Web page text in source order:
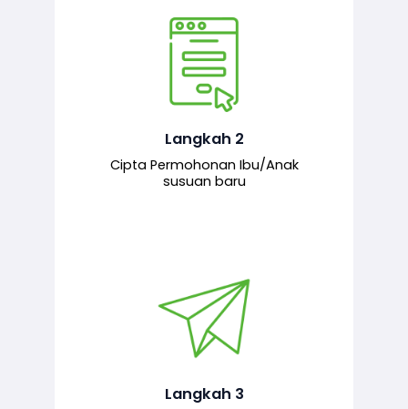
Langkah 2
Cipta Permohonan Ibu/Anak
susuan baru
Pemohon mengisi borang
permohonan bagi pendaftaran
baharu melalui sistem.
Langkah 3
Permohonan yang lengkap dihantar
untuk proses semakan dan
bertanggungjawab.